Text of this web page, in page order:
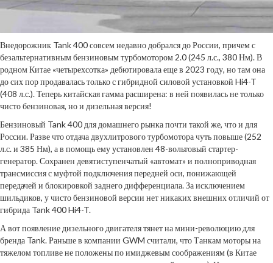
Внедорожник Tank 400 совсем недавно добрался до России, причем с
безальтернативным бензиновым турбомотором 2.0 (245 л.с., 380 Нм). В
родном Китае «четырехсотка» дебютировала еще в 2023 году, но там она
до сих пор продавалась только с гибридной силовой установкой Hi4-T
(408 л.с.). Теперь китайская гамма расширена: в ней появилась не только
чисто бензиновая, но и дизельная версия!
Бензиновый Tank 400 для домашнего рынка почти такой же, что и для
России. Разве что отдача двухлитрового турбомотора чуть повыше (252
л.с. и 385 Нм), а в помощь ему установлен 48-вольтовый стартер-
генератор. Сохранен девятиступенчатый «автомат» и полноприводная
трансмиссия с муфтой подключения передней оси, понижающей
передачей и блокировкой заднего дифференциала. За исключением
шильдиков, у чисто бензиновой версии нет никаких внешних отличий от
гибрида Tank 400 Hi4-T.
А вот появление дизельного двигателя тянет на мини-революцию для
бренда Tank. Раньше в компании GWM считали, что Танкам моторы на
тяжелом топливе не положены по имиджевым соображениям (в Китае